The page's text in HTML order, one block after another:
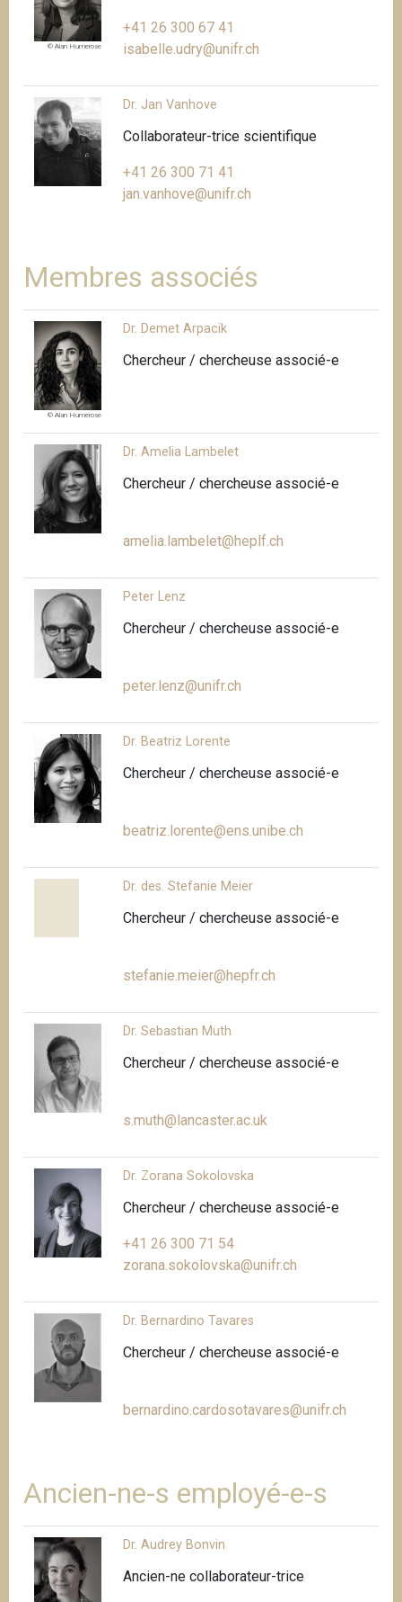
© Alan Humerose
+41 26 300 67 41
isabelle.udry@unifr.ch
Dr. Jan Vanhove
Collaborateur-trice scientifique
+41 26 300 71 41
jan.vanhove@unifr.ch
Membres associés
© Alan Humerose
Dr. Demet Arpacik
Chercheur / chercheuse associé-e
Dr. Amelia Lambelet
Chercheur / chercheuse associé-e
amelia.lambelet@heplf.ch
Peter Lenz
Chercheur / chercheuse associé-e
peter.lenz@unifr.ch
Dr. Beatriz Lorente
Chercheur / chercheuse associé-e
beatriz.lorente@ens.unibe.ch
Dr. des. Stefanie Meier
Chercheur / chercheuse associé-e
stefanie.meier@hepfr.ch
Dr. Sebastian Muth
Chercheur / chercheuse associé-e
s.muth@lancaster.ac.uk
Dr. Zorana Sokolovska
Chercheur / chercheuse associé-e
+41 26 300 71 54
zorana.sokolovska@unifr.ch
Dr. Bernardino Tavares
Chercheur / chercheuse associé-e
bernardino.cardosotavares@unifr.ch
Ancien-ne-s employé-e-s
Dr. Audrey Bonvin
Ancien-ne collaborateur-trice